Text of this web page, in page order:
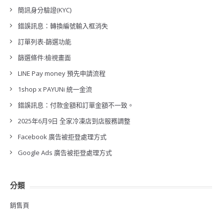
簡訊身分驗證(KYC)
錯誤訊息：轉換編號輸入框消失
訂單列表-篩選功能
篩選條件:檢視畫面
LINE Pay money 預先申請流程
1shop x PAYUNi 統一金流
錯誤訊息：付款金額和訂單金額不一致。
2025年6月9日 全家冷凍店到店服務調整
Facebook 廣告被拒登處理方式
Google Ads 廣告被拒登處理方式
分類
銷售頁